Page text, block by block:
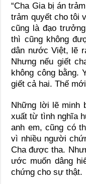
“Cha Gia bị án
trảm quyết cho tôi
cũng là đạo
thì cũng không
dân nước Việt, lẽ
Nhưng nếu giết
không công bằng.
giết cả hai. Thế
Những lời lẽ minh
xuất từ tình nghĩa
anh em, cũng có
vì nhiều người
Cha được tha.
ước muốn dâng
chứng cho sự thật.